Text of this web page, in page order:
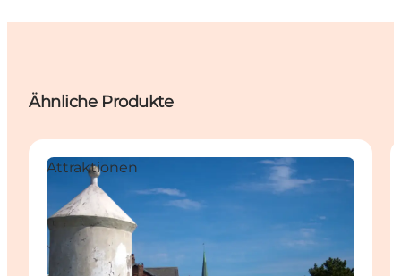
Ähnliche Produkte
Attraktionen